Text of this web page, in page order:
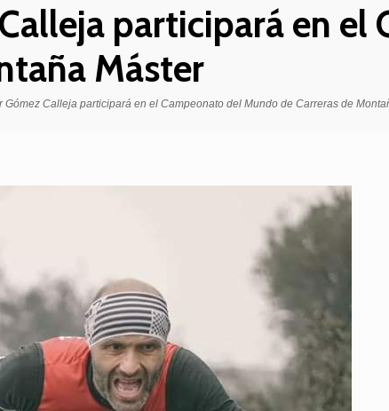
Calleja participará en
Máster
Gómez Calleja participará en el Campeonato del Mundo de Carreras de